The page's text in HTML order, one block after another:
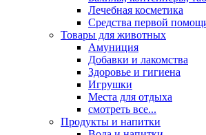
Лечебная косметика
Средства первой
Товары для животных
Амуниция
Добавки и лакомства
Здоровье и гигиена
Игрушки
Места для отдыха
смотреть все...
Продукты и напитки